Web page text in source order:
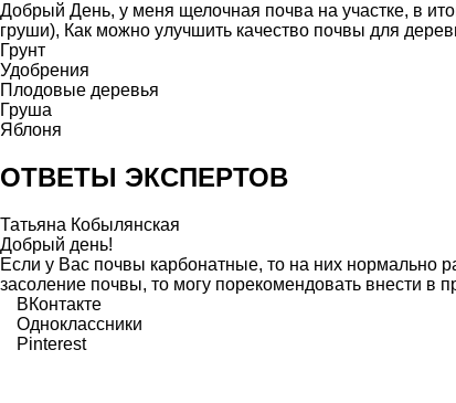
Добрый День, у меня щелочная почва на участке, в
груши), Как можно улучшить качество почвы для
Грунт
Удобрения
Плодовые деревья
Груша
Яблоня
ОТВЕТЫ ЭКСПЕРТОВ
Татьяна Кобылянская
Добрый день!
Если у Вас почвы карбонатные, то на них нормально
засоление почвы, то могу порекомендовать внести в
ВКонтакте
Одноклассники
Pinterest